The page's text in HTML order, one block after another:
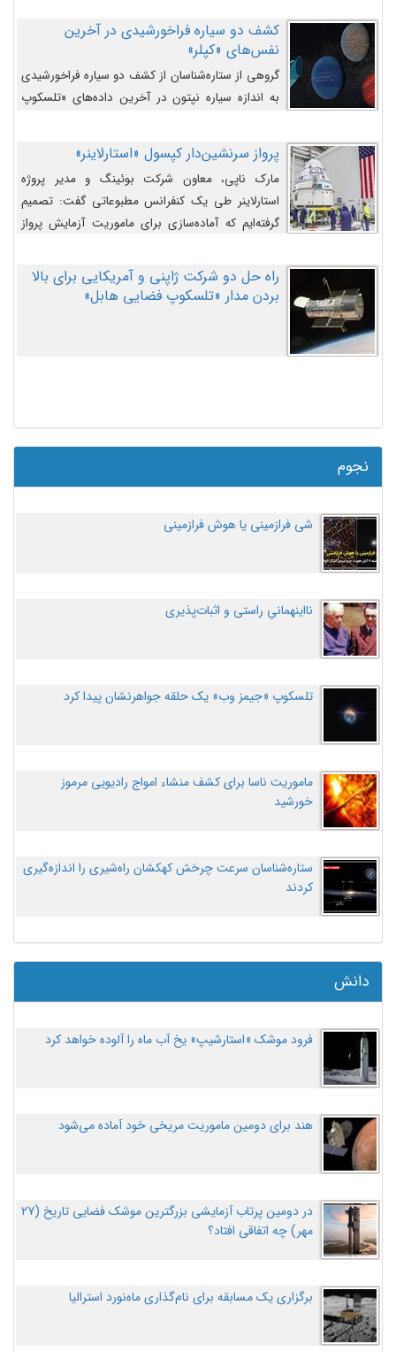
کشف دو سیاره فراخورشیدی در آخرین
نفس‌های «کپلر»
گروهی از ستاره‌شناسان از کشف دو سیاره فراخورشیدی
به اندازه سیاره نپتون در آخرین داده‌های «تلسکوپ
پرواز سرنشین‌دار کپسول «استارلاینر»
مارک ناپی، معاون شرکت بوئینگ و مدیر پروژه
استارلاینر طی یک کنفرانس مطبوعاتی گفت: تصمیم
گرفته‌ایم که آماده‌سازی برای ماموریت آزمایش پرواز
اصلاح کنیم.
راه حل دو شرکت ژاپنی و آمریکایی برای بالا
بردن مدار «تلسکوپ فضایی هابل»
نجوم
شی فرازمینی یا هوش فرازمینی
نااینهمانیِ راستی و اثبات‌پذیری
تلسکوپ «جیمز وب» یک حلقه جواهرنشان پیدا کرد
ماموریت ناسا برای کشف منشاء امواج رادیویی مرموز
خورشید
ستاره‌شناسان سرعت چرخش کهکشان راه‌شیری را اندازه‌گیری
کردند
دانش
فرود موشک «استارشیپ» یخ آب ماه را آلوده خواهد کرد
هند برای دومین ماموریت مریخی خود آماده می‌شود
در دومین پرتاب آزمایشی بزرگترین موشک فضایی تاریخ (27
مهر‌) چه اتفاقی افتاد؟
برگزاری یک مسابقه برای نام‌گذاری ماه‌نورد استرالیا